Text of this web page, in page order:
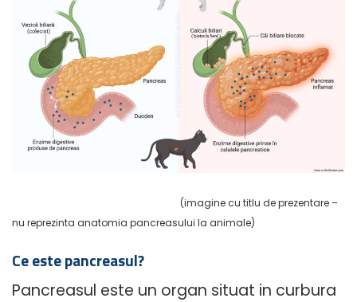
(imagine cu titlu de prezentare –
nu reprezinta anatomia pancreasului la animale)
Ce este pancreasul?
Pancreasul este un organ situat in curbura